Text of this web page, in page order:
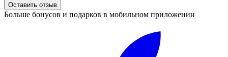
Оставить отзыв
Больше бонусов и подарков в мобильном приложении